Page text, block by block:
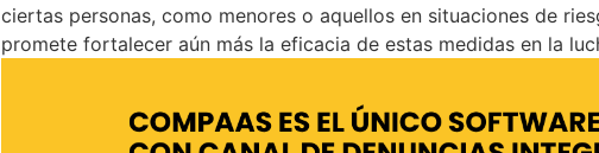
ciertas personas, como menores o aquellos en situaciones de
promete fortalecer aún más la eficacia de estas medidas en la